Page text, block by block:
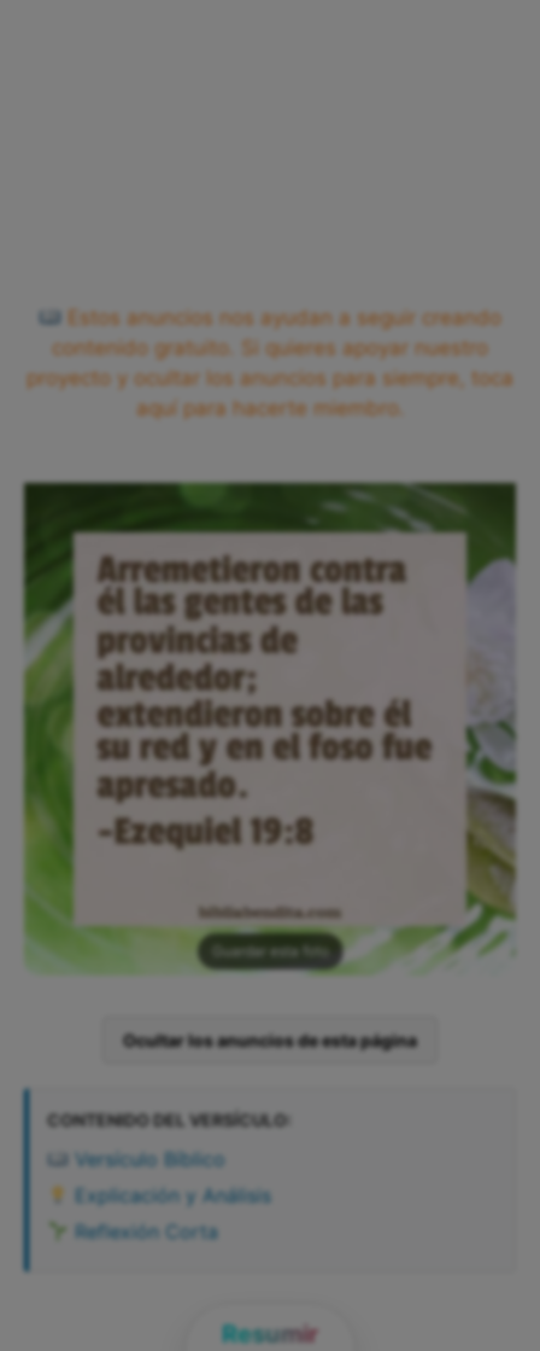
Estos anuncios nos ayudan a seguir creando
contenido gratuito. Si quieres apoyar nuestro
proyecto y ocultar los anuncios para siempre, toca
aquí para hacerte miembro.
Guardar esta foto
Ocultar los anuncios de esta página
CONTENIDO DEL VERSÍCULO:
Versículo Bíblico
Explicación y Análisis
Reflexión Corta
Resumir